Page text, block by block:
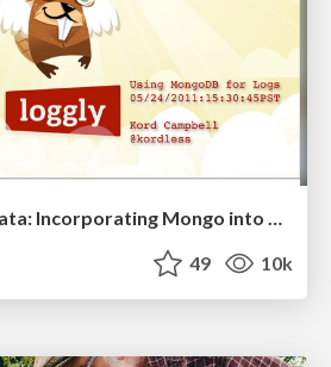
Visualizing Your Data: Incorporating Mongo into Loggly Infrastructure
49 10k